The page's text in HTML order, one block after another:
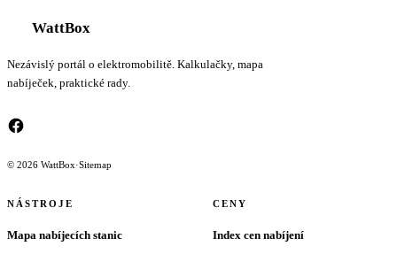
WattBox
Nezávislý portál o elektromobilitě. Kalkulačky, mapa
nabíječek, praktické rady.
© 2026 WattBox·Sitemap
NÁSTROJE
Mapa nabíjecích stanic
CENY
Index cen nabíjení